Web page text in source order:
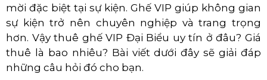
mời đặc biệt tại sự kiện. Ghế VIP giúp không gian
sự kiện trở nên chuyên nghiệp và trang trọng
hơn. Vậy thuê ghế VIP Đại Biểu uy tín ở đâu? Giá
thuê là bao nhiêu? Bài viết dưới đây sẽ giải đáp
những câu hỏi đó cho bạn.